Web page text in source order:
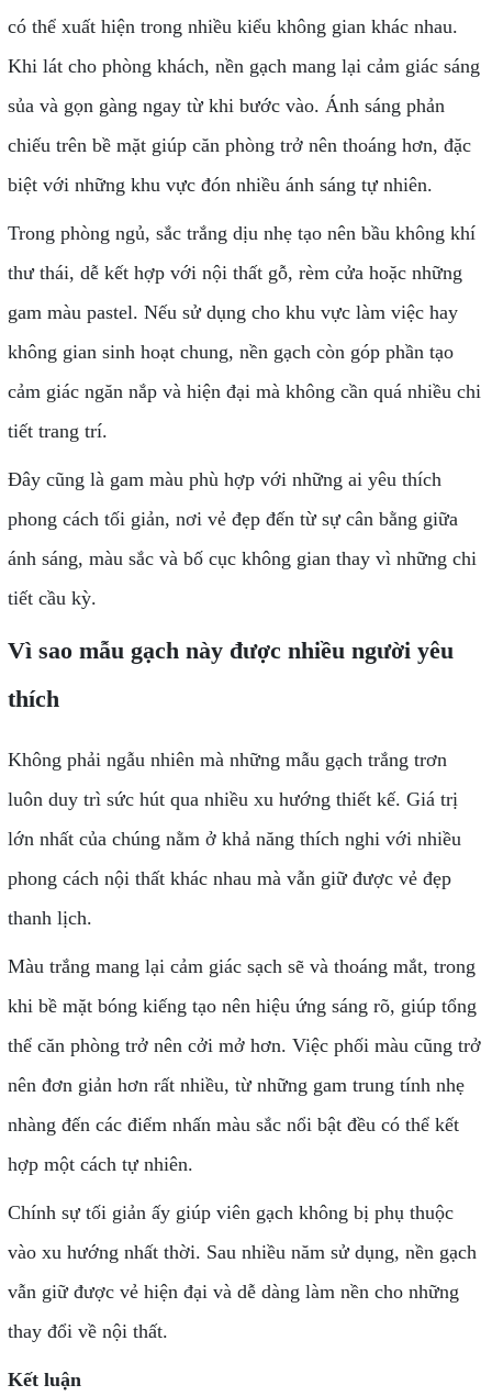
có thể xuất hiện trong nhiều kiểu không gian khác nhau.
Khi lát cho phòng khách, nền gạch mang lại cảm giác sáng
sủa và gọn gàng ngay từ khi bước vào. Ánh sáng phản
chiếu trên bề mặt giúp căn phòng trở nên thoáng hơn, đặc
biệt với những khu vực đón nhiều ánh sáng tự nhiên.
Trong phòng ngủ, sắc trắng dịu nhẹ tạo nên bầu không khí
thư thái, dễ kết hợp với nội thất gỗ, rèm cửa hoặc những
gam màu pastel. Nếu sử dụng cho khu vực làm việc hay
không gian sinh hoạt chung, nền gạch còn góp phần tạo
cảm giác ngăn nắp và hiện đại mà không cần quá nhiều chi
tiết trang trí.
Đây cũng là gam màu phù hợp với những ai yêu thích
phong cách tối giản, nơi vẻ đẹp đến từ sự cân bằng giữa
ánh sáng, màu sắc và bố cục không gian thay vì những chi
tiết cầu kỳ.
Vì sao mẫu gạch này được nhiều người yêu
thích
Không phải ngẫu nhiên mà những mẫu gạch trắng trơn
luôn duy trì sức hút qua nhiều xu hướng thiết kế. Giá trị
lớn nhất của chúng nằm ở khả năng thích nghi với nhiều
phong cách nội thất khác nhau mà vẫn giữ được vẻ đẹp
thanh lịch.
Màu trắng mang lại cảm giác sạch sẽ và thoáng mắt, trong
khi bề mặt bóng kiếng tạo nên hiệu ứng sáng rõ, giúp tổng
thể căn phòng trở nên cởi mở hơn. Việc phối màu cũng trở
nên đơn giản hơn rất nhiều, từ những gam trung tính nhẹ
nhàng đến các điểm nhấn màu sắc nổi bật đều có thể kết
hợp một cách tự nhiên.
Chính sự tối giản ấy giúp viên gạch không bị phụ thuộc
vào xu hướng nhất thời. Sau nhiều năm sử dụng, nền gạch
vẫn giữ được vẻ hiện đại và dễ dàng làm nền cho những
thay đổi về nội thất.
Kết luận